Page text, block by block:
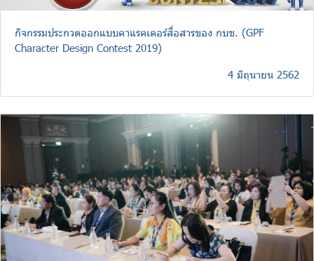
กิจกรรมประกวดออกแบบคาแรคเตอร์สื่อสารของ กบข. (GPF
Character Design Contest 2019)
4 มิถุนายน 2562